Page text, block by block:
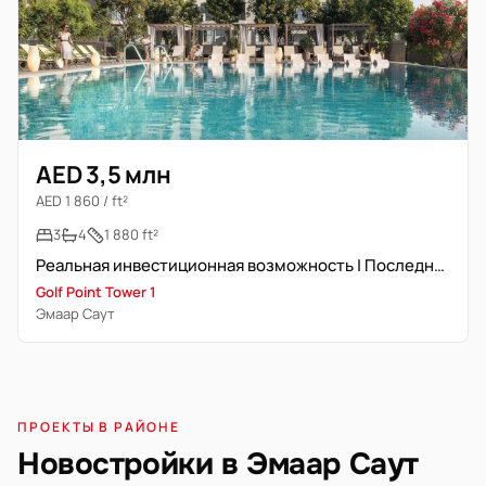
AED 3,5 млн
AED 1 860 / ft²
3
4 1 880 ft²
Реальная инвестиционная возможность | Последние 2 единицы
Golf Point Tower 1
Эмаар Саут
ПРОЕКТЫ В РАЙОНЕ
Новостройки в Эмаар Саут